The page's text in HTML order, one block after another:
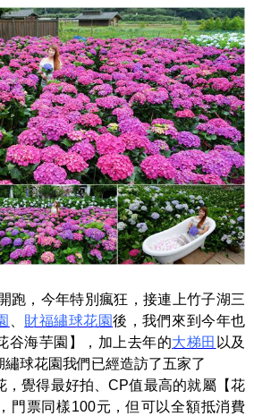
跑，今年特別瘋狂，接連上竹子湖三
財福繡球花園後，我們來到今年也
谷海芋園】，加上去年的大梯田 以及
繡球花園我們已經造訪了五家了
，覺得最好拍、CP值最高的就屬【花
門票同樣100元，但可以全額抵消費